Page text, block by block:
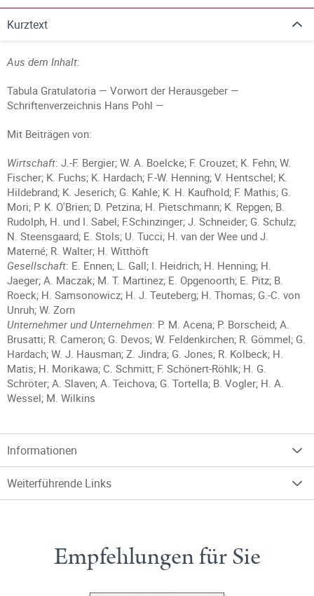
Kurztext
Aus dem Inhalt:
Tabula Gratulatoria — Vorwort der Herausgeber —
Schriftenverzeichnis Hans Pohl —
Mit Beiträgen von:
Wirtschaft: J.-F. Bergier; W. A. Boelcke; F. Crouzet; K. Fehn; W.
Fischer; K. Fuchs; K. Hardach; F.-W. Henning; V. Hentschel; K.
Hildebrand; K. Jeserich; G. Kahle; K. H. Kaufhold; F. Mathis; G.
Mori; P. K. O'Brien; D. Petzina; H. Pietschmann; K. Repgen; B.
Rudolph, H. und I. Sabel; F.Schinzinger; J. Schneider; G. Schulz;
N. Steensgaard; E. Stols; U. Tucci; H. van der Wee und J.
Materné; R. Walter; H. Witthöft
Gesellschaft: E. Ennen; L. Gall; I. Heidrich; H. Henning; H.
Jaeger; A. Maczak; M. T. Martinez; E. Opgenoorth; E. Pitz; B.
Roeck; H. Samsonowicz; H. J. Teuteberg; H. Thomas; G.-C. von
Unruh; W. Zorn
Unternehmer und Unternehmen: P. M. Acena; P. Borscheid; A.
Brusatti; R. Cameron; G. Devos; W. Feldenkirchen; R. Gömmel; G.
Hardach; W. J. Hausman; Z. Jindra; G. Jones; R. Kolbeck; H.
Matis; H. Morikawa; C. Schmitt; F. Schönert-Röhlk; H. G.
Schröter; A. Slaven; A. Teichova; G. Tortella; B. Vogler; H. A.
Wessel; M. Wilkins
Informationen
Weiterführende Links
Empfehlungen für Sie